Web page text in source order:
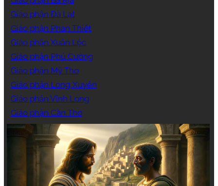
Giáo phận Đà Lạt
Giáo phận Phan Thiết
Giáo phận Xuân Lộc
Giáo phận Phú Cường
Giáo phận Mỹ Tho
Giáo phận Long Xuyên
Giáo phận Vĩnh Long
Giáo phận Cần Thơ